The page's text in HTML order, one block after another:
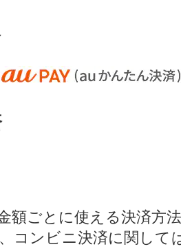
額ごとに使える決済方
コンビニ決済に関して